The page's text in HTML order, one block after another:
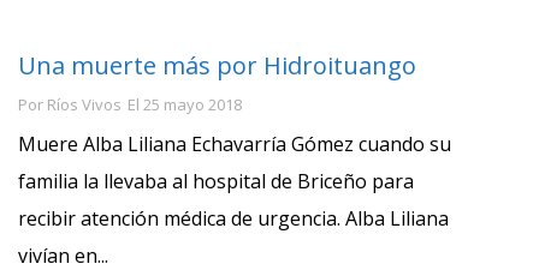
Una muerte más por Hidroituango
Por Ríos Vivos El 25 mayo 2018
Muere Alba Liliana Echavarría Gómez cuando su
familia la llevaba al hospital de Briceño para
recibir atención médica de urgencia. Alba Liliana
vivían en...